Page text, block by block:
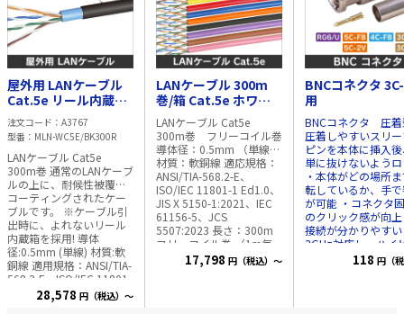
屋外用 LANケーブル
Cat.5e リール内蔵箱
入 300m巻
注文コード
A3767
型番
MLN-WC5E/BK300R
LANケーブル Cat5e
300m巻 通常のLANケーブ
ルの上に、耐候性被覆で
コーティングされたケー
ブルです。 ※ケーブル引
出時に、よれないリール
内蔵箱を採用! 導体
径:0.5mm (単線) 材質:軟
銅線 適用規格：ANSI/TIA-
568.2-E、ISO/IEC 11801-
1 Ed1.0、JIS X 5150-
1:2021、IEC 61156-5、
28,578 円（税込）～
LANケーブル 300m
巻/箱 Cat.5e ホワイ
ト
LANケーブル Cat5e
300m巻 フリーコイル巻
導体径：0.5mm （単線）
材質：軟銅線 適応規格：
ANSI/TIA-568.2-E、
ISO/IEC 11801-1 Ed1.0、
JIS X 5150-1:2021、IEC
61156-5、JCS
5507:2023 長さ：300m
フリーコイル巻 （1m毎
にレングスマーク付） ※
新型の特長※ ケーブルの
17,798 円（税込）～
BNCコネクタ
用
BNCコネクタ 圧着
圧着しやすいスリ
ピンを本体に挿入
単に抜けないよう
・本体がどの場所
転しているか、手
が可能 ・コネクタ
のクリック感が向
接続が分かりやす
3GHz対応し、ハイ
ン画質の伝送にも最
仕様 インピーダ
118 円（